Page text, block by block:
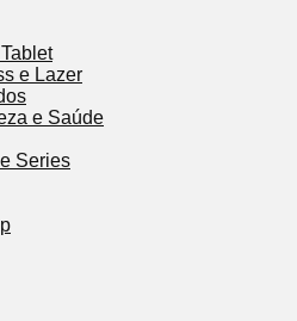
e Lazer
e Saúde
Series